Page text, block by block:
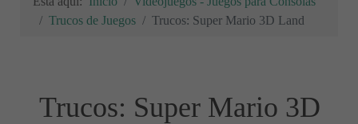
Trucos de Juegos
Trucos: Super Mario 3D Land
Trucos: Super Mario 3D